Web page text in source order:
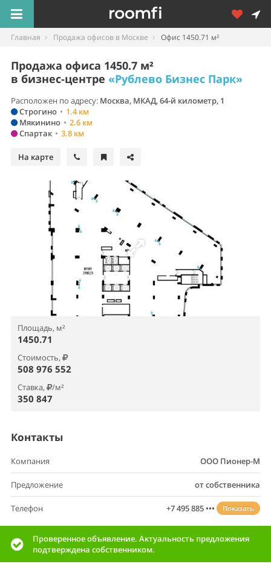
Главная Продажа офисов в Москве Офис 1450.71 м²
Продажа офиса 1450.7 м²
в бизнес-центре «Рублево Бизнес Парк»
Расположен по адресу: Москва, МКАД, 64-й километр, 1
Строгино • 1.4 км
Мякинино • 2.6 км
Спартак • 3.8 км
На карте
Площадь, м²
1450.71
Стоимость,
508 976 552
Ставка, /м²
350 847
Контакты
Компания ООО Пионер-М
Предложение от собственника
Телефон +7 495 885 ••• Показать
Проверенное объявление. Актуальность предложения
подтверждена собственником.